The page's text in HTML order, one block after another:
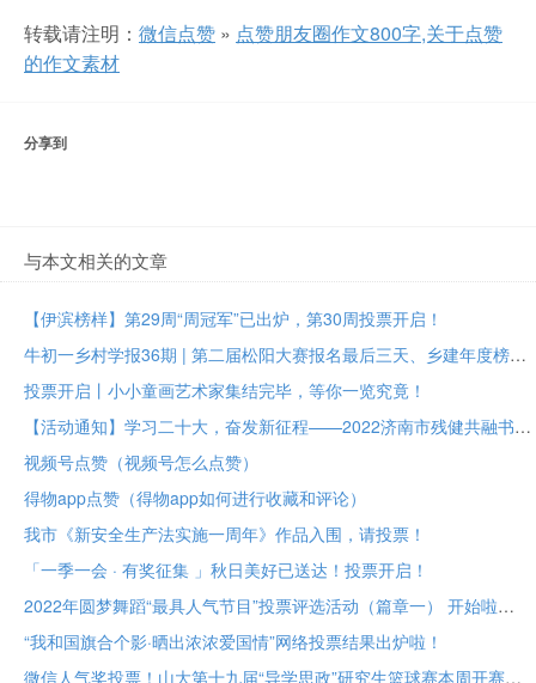
转载请注明： 微信点赞 » 点赞朋友圈作文800字,关于点赞
的作文素材
分享到
与本文相关的文章
【伊滨榜样】第29周“周冠军”已出炉，第30周投票开启！
牛初一乡村学报36期 | 第二届松阳大赛报名最后三天、乡建年度榜样大众投票进行中
投票开启丨小小童画艺术家集结完毕，等你一览究竟！
【活动通知】学习二十大，奋发新征程——2022济南市残健共融书法美术作品展投票评选
视频号点赞（视频号怎么点赞）
得物app点赞（得物app如何进行收藏和评论）
我市《新安全生产法实施一周年》作品入围，请投票！
「一季一会 · 有奖征集 」秋日美好已送达！投票开启！
2022年圆梦舞蹈“最具人气节目”投票评选活动（篇章一） 开始啦
“我和国旗合个影·晒出浓浓爱国情”网络投票结果出炉啦！
微信人气奖投票！山大第十九届“导学思政”研究生篮球赛本周开赛！